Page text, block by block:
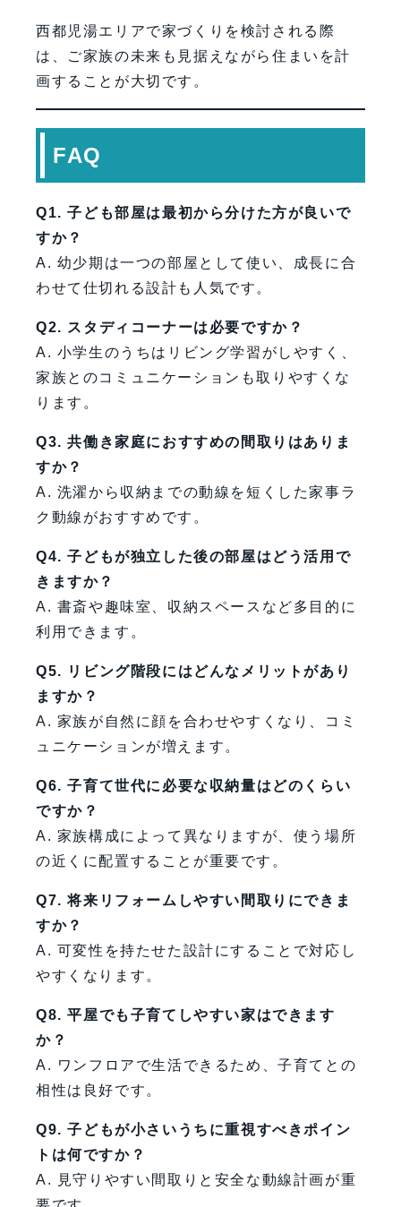
西都児湯エリアで家づくりを検討される際
は、ご家族の未来も見据えながら住まいを計
画することが大切です。
FAQ
Q1. 子ども部屋は最初から分けた方が良いで
すか？
A. 幼少期は一つの部屋として使い、成長に合
わせて仕切れる設計も人気です。
Q2. スタディコーナーは必要ですか？
A. 小学生のうちはリビング学習がしやすく、
家族とのコミュニケーションも取りやすくな
ります。
Q3. 共働き家庭におすすめの間取りはありま
すか？
A. 洗濯から収納までの動線を短くした家事ラ
ク動線がおすすめです。
Q4. 子どもが独立した後の部屋はどう活用で
きますか？
A. 書斎や趣味室、収納スペースなど多目的に
利用できます。
Q5. リビング階段にはどんなメリットがあり
ますか？
A. 家族が自然に顔を合わせやすくなり、コミ
ュニケーションが増えます。
Q6. 子育て世代に必要な収納量はどのくらい
ですか？
A. 家族構成によって異なりますが、使う場所
の近くに配置することが重要です。
Q7. 将来リフォームしやすい間取りにできま
すか？
A. 可変性を持たせた設計にすることで対応し
やすくなります。
Q8. 平屋でも子育てしやすい家はできます
か？
A. ワンフロアで生活できるため、子育てとの
相性は良好です。
Q9. 子どもが小さいうちに重視すべきポイン
トは何ですか？
A. 見守りやすい間取りと安全な動線計画が重